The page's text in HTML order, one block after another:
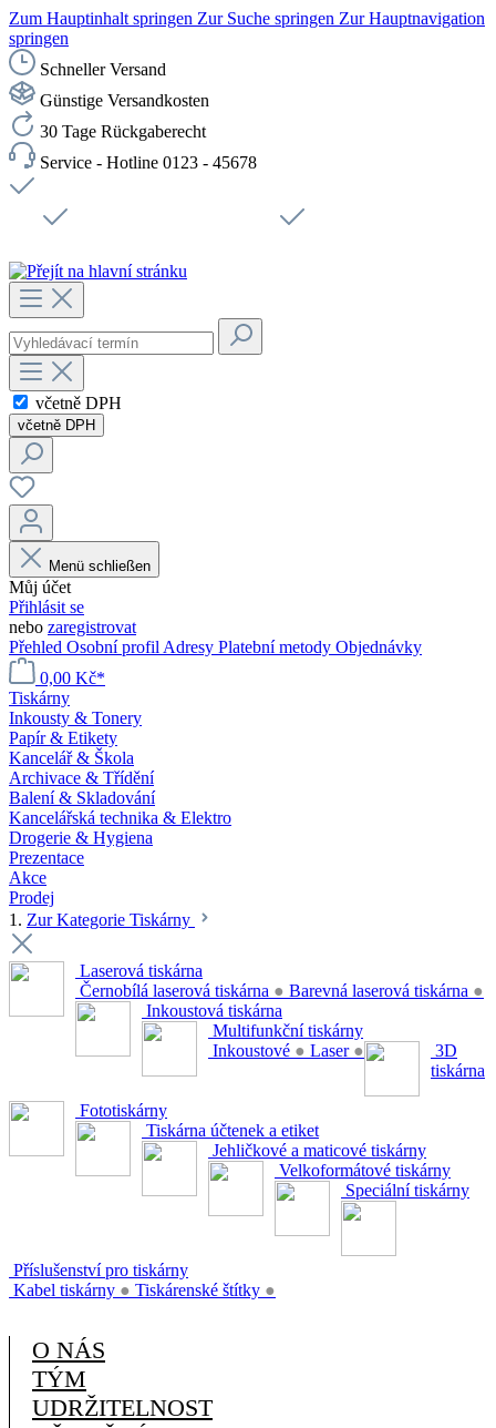
Zum Hauptinhalt springen Zur Suche springen Zur Hauptnavigation
springen
Schneller Versand
Günstige Versandkosten
30 Tage Rückgaberecht
Service - Hotline 0123 - 45678
včetně DPH
včetně DPH
Menü schließen
Můj účet
Přihlásit se
nebo zaregistrovat
Přehled Osobní profil Adresy Platební metody Objednávky
0,00 Kč*
Tiskárny
Inkousty & Tonery
Papír & Etikety
Kancelář & Škola
Archivace & Třídění
Balení & Skladování
Kancelářská technika & Elektro
Drogerie & Hygiena
Prezentace
Akce
Prodej
1. Zur Kategorie Tiskárny
Laserová tiskárna
Černobílá laserová tiskárna ● Barevná laserová tiskárna ●
Inkoustová tiskárna
Multifunkční tiskárny
Inkoustové ● Laser ●
3D
tiskárna
Fototiskárny
Tiskárna účtenek a etiket
Jehličkové a maticové tiskárny
Velkoformátové tiskárny
Speciální tiskárny
Příslušenství pro tiskárny
Kabel tiskárny ● Tiskárenské štítky ●
O NÁS
TÝM
UDRŽITELNOST